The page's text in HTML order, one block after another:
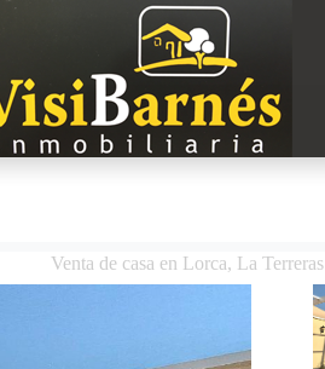
Venta de casa en Lorca, La Terreras